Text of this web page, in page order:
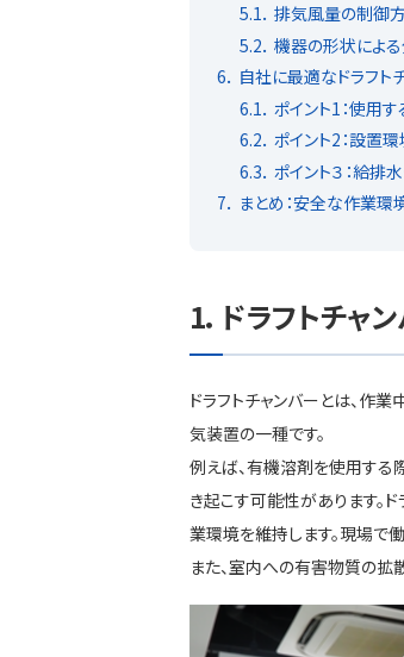
5.1 排気風量の制御方
5.2 機器の形状による
6
自社に最適なドラフト
6.1 ポイント1：使用
6.2 ポイント2：設置
6.3 ポイント３：給排
7
まとめ：安全な作業環
ドラフトチャ
ドラフトチャンバーとは、作
気装置の一種です。
例えば、有機溶剤を使用する
き起こす可能性があります。
業環境を維持します。現場で
また、室内への有害物質の拡